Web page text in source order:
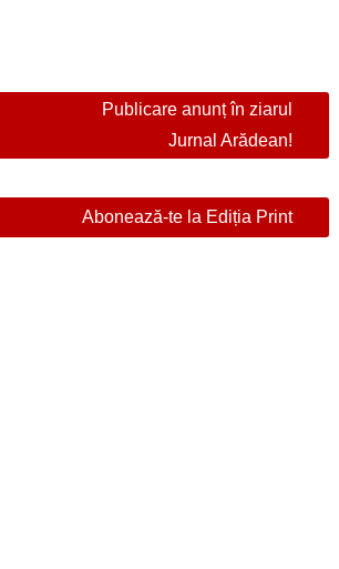
Publicare anunț în ziarul
Jurnal Arădean!
Abonează-te la Ediția Print